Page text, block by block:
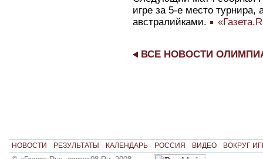
игре за 5-е место турнира,
австралийками.
ВСЕ НОВОСТИ
НОВОСТИ РЕЗУЛЬТАТЫ КАЛЕНДАРЬ РОССИЯ ВИДЕО ВОКРУГ